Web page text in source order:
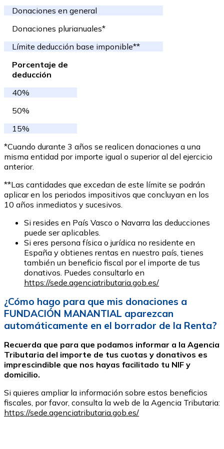
Donaciones en general
Donaciones plurianuales*
Límite deducción base imponible**
Porcentaje de
deducción
40%
50%
15%
*Cuando durante 3 años se realicen donaciones a una
misma entidad por importe igual o superior al del ejercicio
anterior.
**Las cantidades que excedan de este límite se podrán
aplicar en los periodos impositivos que concluyan en los
10 años inmediatos y sucesivos.
Si resides en País Vasco o Navarra las deducciones
puede ser aplicables.
Si eres persona física o jurídica no residente en
España y obtienes rentas en nuestro país, tienes
también un beneficio fiscal por el importe de tus
donativos. Puedes consultarlo en
https://sede.agenciatributaria.gob.es/
¿Cómo hago para que mis donaciones a
FUNDACIÓN MANANTIAL aparezcan
automáticamente en el borrador de la Renta?
Recuerda que para que podamos informar a la Agencia
Tributaria del importe de tus cuotas y donativos es
imprescindible que nos hayas facilitado tu NIF y
domicilio.
Si quieres ampliar la información sobre estos beneficios
fiscales, por favor, consulta la web de la Agencia Tributaria:
https://sede.agenciatributaria.gob.es/